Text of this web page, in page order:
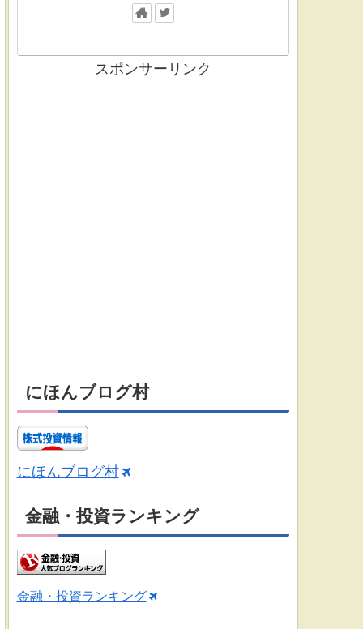
スポンサーリンク
にほんブログ村
にほんブログ村
金融・投資ランキング
金融・投資ランキング